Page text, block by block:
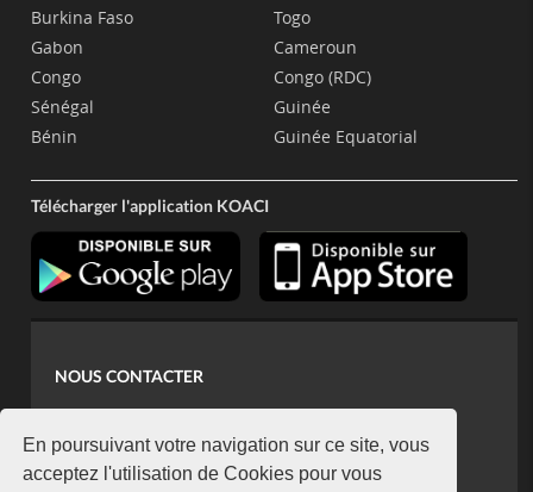
En poursuivant votre navigation sur ce site, vous
acceptez l'utilisation de Cookies pour vous
Burkina Faso
Gabon
Congo
Sénégal
Bénin
Togo
Cameroun
Congo (RDC)
Guinée
Guinée Equatorial
Télécharger l'application KOACI
NOUS CONTACTER
koaci@yahoo.fr
+225 07 08 85 52 93